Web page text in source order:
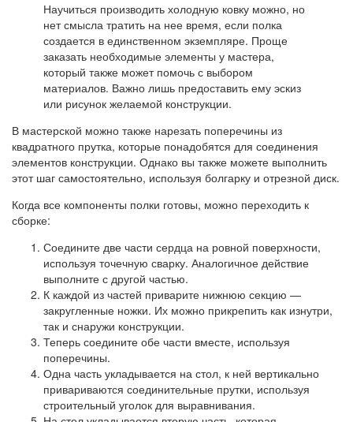
Научиться производить холодную ковку можно, но
нет смысла тратить на нее время, если полка
создается в единственном экземпляре. Проще
заказать необходимые элементы у мастера,
который также может помочь с выбором
материалов. Важно лишь предоставить ему эскиз
или рисунок желаемой конструкции.
В мастерской можно также нарезать поперечины из
квадратного прутка, которые понадобятся для соединения
элементов конструкции. Однако вы также можете выполнить
этот шаг самостоятельно, используя болгарку и отрезной диск.
Когда все компоненты полки готовы, можно переходить к
сборке:
Соедините две части сердца на ровной поверхности,
используя точечную сварку. Аналогичное действие
выполните с другой частью.
К каждой из частей приварите нижнюю секцию —
закругленные ножки. Их можно прикрепить как изнутри,
так и снаружи конструкции.
Теперь соедините обе части вместе, используя
поперечины.
Одна часть укладывается на стол, к ней вертикально
привариваются соединительные прутки, используя
строительный уголок для выравнивания.